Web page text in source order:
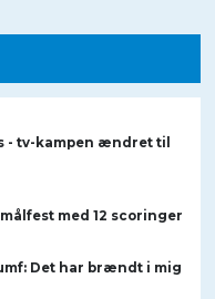
- tv-kampen ændret til
med 12 scoringer
Det har brændt i mig